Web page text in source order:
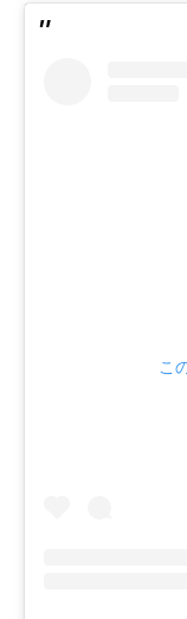
こ